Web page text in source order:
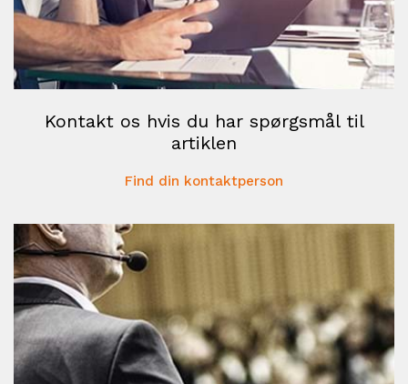
Kontakt os hvis du har spørgsmål til
artiklen
Find din kontaktperson